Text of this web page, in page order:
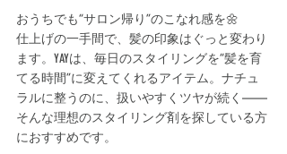
おうちでも“サロン帰り”のこなれ感を🌼
仕上げの一手間で、髪の印象はぐっと変わり
ます。YAYは、毎日のスタイリングを“髪を育
てる時間”に変えてくれるアイテム。ナチュ
ラルに整うのに、扱いやすくツヤが続く——
そんな理想のスタイリング剤を探している方
におすすめです。